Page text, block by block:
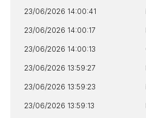
23/06/2026 14:00:41
23/06/2026 14:00:17
23/06/2026 14:00:13
23/06/2026 13:59:27
23/06/2026 13:59:23
23/06/2026 13:59:13